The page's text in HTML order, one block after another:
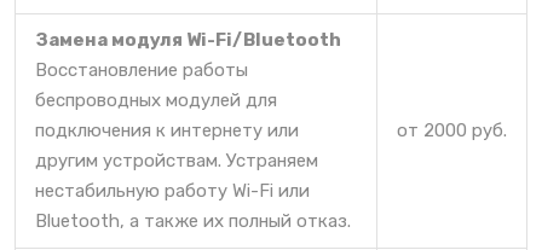
Замена модуля Wi-Fi/Bluetooth
Восстановление работы
беспроводных модулей для
подключения к интернету или
другим устройствам. Устраняем
нестабильную работу Wi-Fi или
Bluetooth, а также их полный отказ.
от 2000 руб.